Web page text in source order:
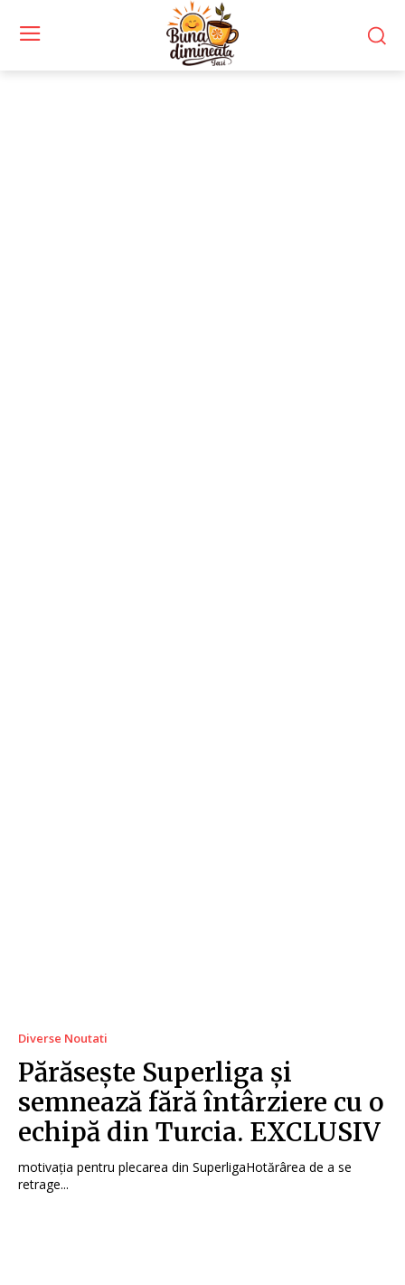
Diverse Noutati
Părăsește Superliga și
semnează fără întârziere cu o
echipă din Turcia. EXCLUSIV
motivația pentru plecarea din SuperligaHotărârea de a se
retrage...